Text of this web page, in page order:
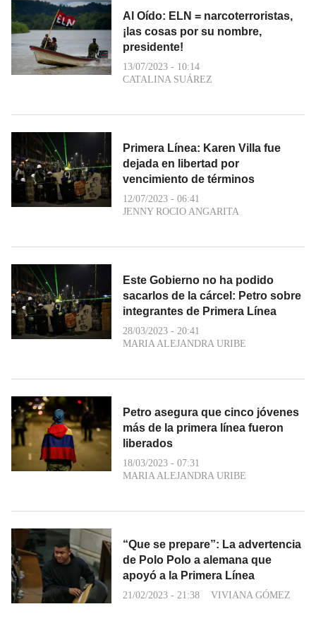
Al Oído: ELN = narcoterroristas,
¡las cosas por su nombre,
presidente!
13/07/2023 - 10:14
CATALINA SUÁREZ
Primera Línea: Karen Villa fue
dejada en libertad por
vencimiento de términos
12/07/2023 - 06:41
JENNY ROCIO ANGARITA
Este Gobierno no ha podido
sacarlos de la cárcel: Petro sobre
integrantes de Primera Línea
28/03/2023 - 20:41
MARIA ALEJANDRA URIBE
Petro asegura que cinco jóvenes
más de la primera línea fueron
liberados
18/03/2023 - 07:31
MARIA ALEJANDRA URIBE
“Que se prepare”: La advertencia
de Polo Polo a alemana que
apoyó a la Primera Línea
21/02/2023 - 21:38 VIVIANA GÓMEZ